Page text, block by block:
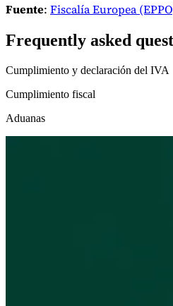
Fuente: Fiscalía Europea
Frequently asked
Cumplimiento y declaración del IVA
Cumplimiento fiscal
Aduanas